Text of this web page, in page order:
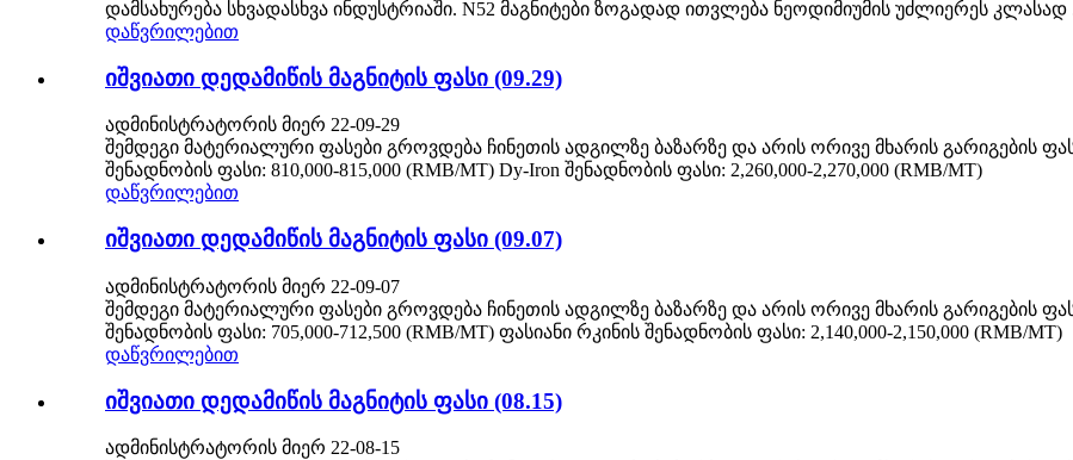
დამსახურება სხვადასხვა ინდუსტრიაში. N52 მაგნიტები ზოგადად ითვლება ნეოდიმიუმის უძლიერეს კლასად
დაწვრილებით
იშვიათი დედამიწის მაგნიტის ფასი (09.29)
ადმინისტრატორის მიერ 22-09-29
შემდეგი მატერიალური ფასები გროვდება ჩინეთის ადგილზე ბაზარზე და არის ორივე მხარის გარიგების
შენადნობის ფასი: 810,000-815,000 (RMB/MT) Dy-Iron შენადნობის ფასი: 2,260,000-2,270,000 (RMB/MT)
დაწვრილებით
იშვიათი დედამიწის მაგნიტის ფასი (09.07)
ადმინისტრატორის მიერ 22-09-07
შემდეგი მატერიალური ფასები გროვდება ჩინეთის ადგილზე ბაზარზე და არის ორივე მხარის გარიგების
შენადნობის ფასი: 705,000-712,500 (RMB/MT) ფასიანი რკინის შენადნობის ფასი: 2,140,000-2,150,000 (RMB/MT)
დაწვრილებით
იშვიათი დედამიწის მაგნიტის ფასი (08.15)
ადმინისტრატორის მიერ 22-08-15